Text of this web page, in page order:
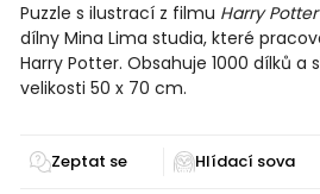
Puzzle s ilustrací z filmu Harry
dílny Mina Lima studia, které
Harry Potter. Obsahuje 1000 dílků a
velikosti 50 x 70 cm.
Zeptat se